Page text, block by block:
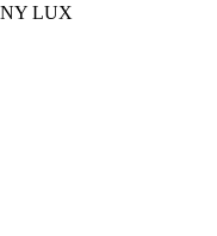
LUX